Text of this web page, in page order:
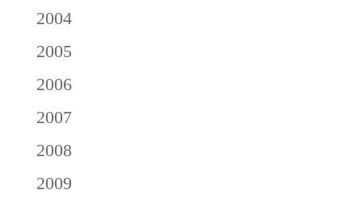
2004
2005
2006
2007
2008
2009